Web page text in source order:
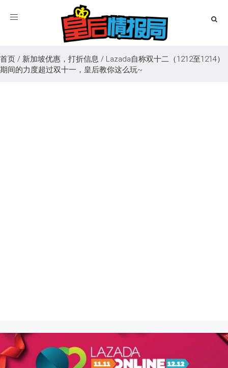
Toggle
首页 / 新加坡优惠，打折信息 / Lazada自称双十二（1212至1214）
期间的力度超过双十一，皇后教你这么玩~